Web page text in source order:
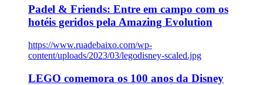
Padel & Friends: Entre em campo com os
hotéis geridos pela Amazing Evolution
https://www.ruadebaixo.com/wp-
content/uploads/2023/03/legodisney-scaled.jpg
LEGO comemora os 100 anos da Disney